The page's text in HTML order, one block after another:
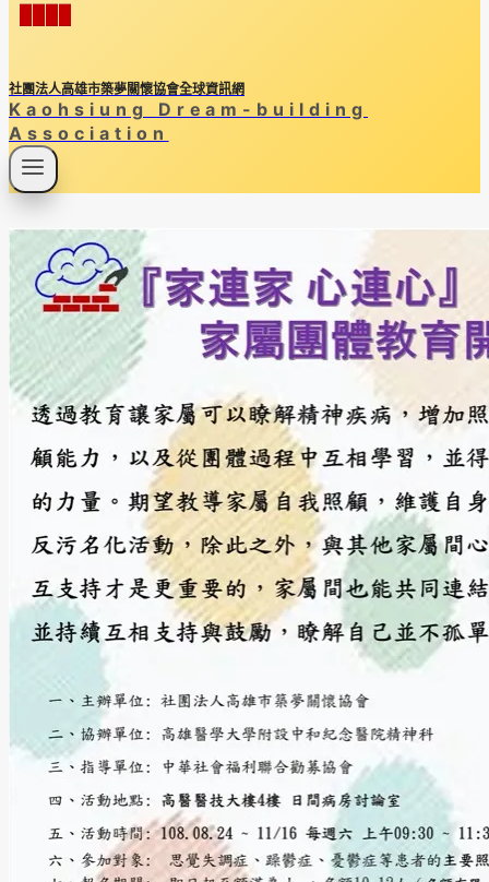
社團法人高雄市築夢關懷協會全球資訊網
Kaohsiung Dream-building
Association